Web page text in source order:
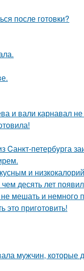
после готовки?
и вали карнавал
петербyрга
и
десять лет
мешать и немного
приготовить!
мужчин, которые